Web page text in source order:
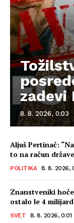
zadevi
8. 8. 2026, 0:03
Aljuš Pertinač:
to na račun
POLITIKA 8. 8. 2026,
Znanstveniki
ostalo le 4
SVET 8. 8. 2026, 0:01